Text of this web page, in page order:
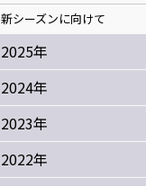
新シーズンに向けて
2025年
2024年
2023年
2022年